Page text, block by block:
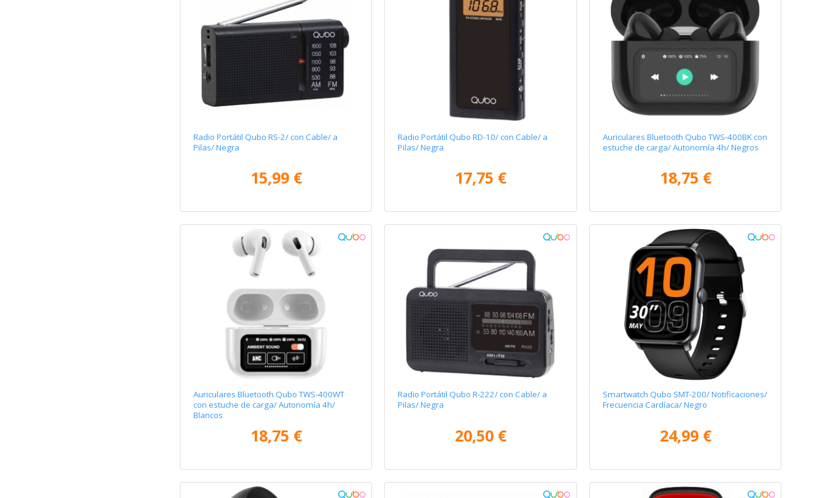
Radio Portátil Qubo RS-2/ con Cable/ a
Pilas/ Negra
15,99 €
Radio Portátil Qubo RD-10/ con Cable/ a
Pilas/ Negra
17,75 €
Auriculares Bluetooth Qubo TWS-400BK con
estuche de carga/ Autonomía 4h/ Negros
18,75 €
Auriculares Bluetooth Qubo TWS-400WT
con estuche de carga/ Autonomía 4h/
Blancos
18,75 €
Radio Portátil Qubo R-222/ con Cable/ a
Pilas/ Negra
20,50 €
Smartwatch Qubo SMT-200/ Notificaciones/
Frecuencia Cardíaca/ Negro
24,99 €